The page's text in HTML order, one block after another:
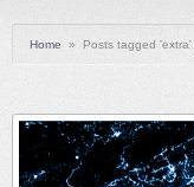
Home » Posts tagged 'extra'